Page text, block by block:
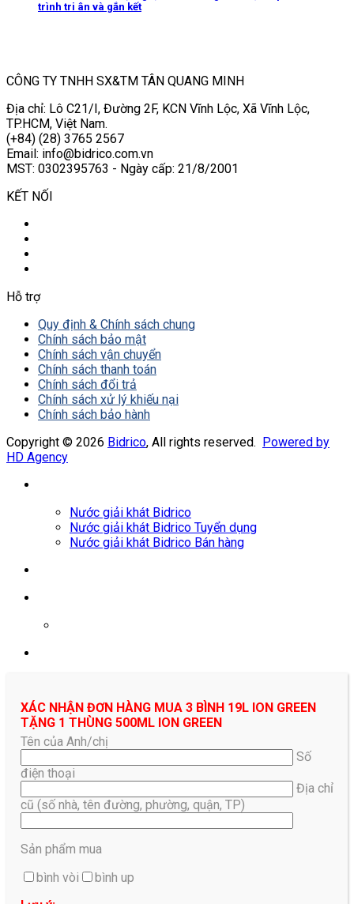
trình tri ân và gắn kết
CÔNG TY TNHH SX&TM TÂN QUANG MINH
Địa chỉ: Lô C21/I, Đường 2F, KCN Vĩnh Lộc, Xã Vĩnh Lộc,
TP.HCM, Việt Nam.
(+84) (28) 3765 2567
Email: info@bidrico.com.vn
MST: 0302395763 - Ngày cấp: 21/8/2001
KẾT NỐI
Hỗ trợ
Quy định & Chính sách chung
Chính sách bảo mật
Chính sách vận chuyển
Chính sách thanh toán
Chính sách đổi trả
Chính sách xử lý khiếu nại
Chính sách bảo hành
Copyright © 2026 Bidrico, All rights reserved. Powered by
HD Agency
Nước giải khát Bidrico
Nước giải khát Bidrico Tuyển dụng
Nước giải khát Bidrico Bán hàng
XÁC NHẬN ĐƠN HÀNG MUA 3 BÌNH 19L ION GREEN
TẶNG 1 THÙNG 500ML ION GREEN
Tên của Anh/chị
Số
điện thoại
Địa chỉ
cũ (số nhà, tên đường, phường, quận, TP)
Sản phẩm mua
bình vòi
bình up